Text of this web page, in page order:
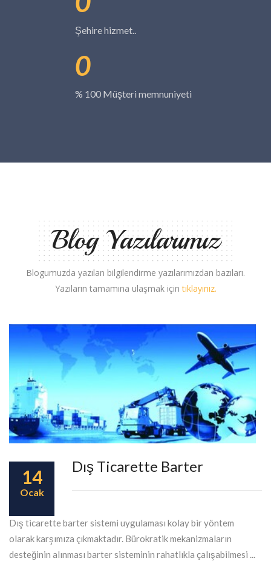
Şehire hizmet..
0
% 100 Müşteri memnuniyeti
Blog Yazılarımız
Blogumuzda yazılan bilgilendirme yazılarımızdan bazıları.
Yazıların tamamına ulaşmak içintıklayınız.
14
Ocak
Dış Ticarette Barter
Dış ticarette barter sistemi uygulaması kolay bir yöntem
olarak karşımıza çıkmaktadır. Bürokratik mekanizmaların
desteğinin alınması barter sisteminin rahatlıkla çalışabilmesi ...